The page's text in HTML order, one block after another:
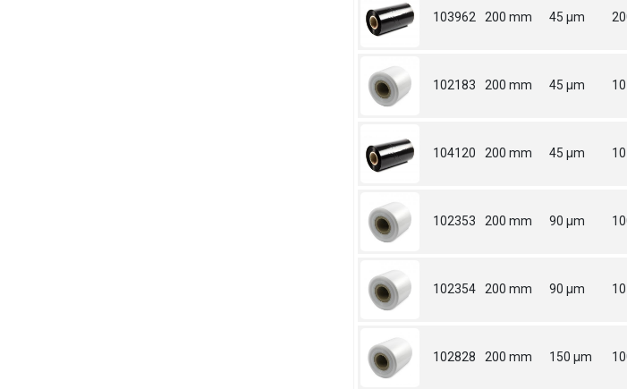
103962 200 mm 45 µm
102183 200 mm 45 µm
104120 200 mm 45 µm
102353 200 mm 90 µm
102354 200 mm 90 µm
102828 200 mm 150 µm